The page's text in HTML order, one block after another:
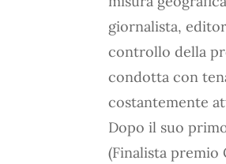
giornalista,
controllo della
condotta con
costantemente
Dopo il suo
(Finalista premio